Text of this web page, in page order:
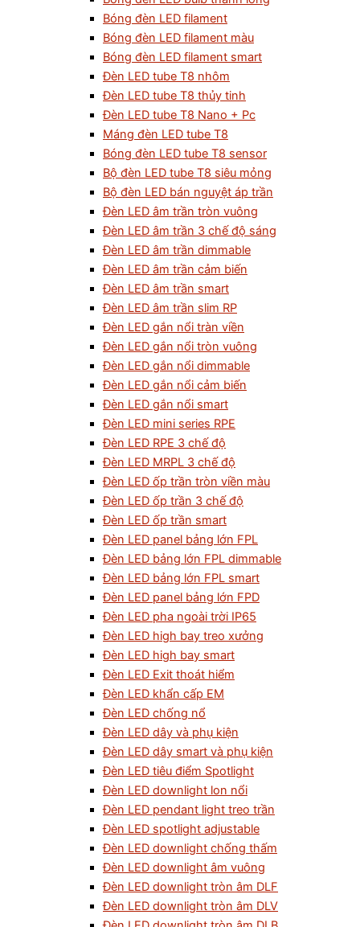
Bóng đèn LED filament
Bóng đèn LED filament màu
Bóng đèn LED filament smart
Đèn LED tube T8 nhôm
Đèn LED tube T8 thủy tinh
Đèn LED tube T8 Nano + Pc
Máng đèn LED tube T8
Bóng đèn LED tube T8 sensor
Bộ đèn LED tube T8 siêu mỏng
Bộ đèn LED bán nguyệt áp trần
Đèn LED âm trần tròn vuông
Đèn LED âm trần 3 chế độ sáng
Đèn LED âm trần dimmable
Đèn LED âm trần cảm biến
Đèn LED âm trần smart
Đèn LED âm trần slim RP
Đèn LED gắn nổi tràn viền
Đèn LED gắn nổi tròn vuông
Đèn LED gắn nổi dimmable
Đèn LED gắn nổi cảm biến
Đèn LED gắn nổi smart
Đèn LED mini series RPE
Đèn LED RPE 3 chế độ
Đèn LED MRPL 3 chế độ
Đèn LED ốp trần tròn viền màu
Đèn LED ốp trần 3 chế độ
Đèn LED ốp trần smart
Đèn LED panel bảng lớn FPL
Đèn LED bảng lớn FPL dimmable
Đèn LED bảng lớn FPL smart
Đèn LED panel bảng lớn FPD
Đèn LED pha ngoài trời IP65
Đèn LED high bay treo xưởng
Đèn LED high bay smart
Đèn LED Exit thoát hiểm
Đèn LED khẩn cấp EM
Đèn LED chống nổ
Đèn LED dây và phụ kiện
Đèn LED dây smart và phụ kiện
Đèn LED tiêu điểm Spotlight
Đèn LED downlight lon nổi
Đèn LED pendant light treo trần
Đèn LED spotlight adjustable
Đèn LED downlight chống thấm
Đèn LED downlight âm vuông
Đèn LED downlight tròn âm DLF
Đèn LED downlight tròn âm DLV